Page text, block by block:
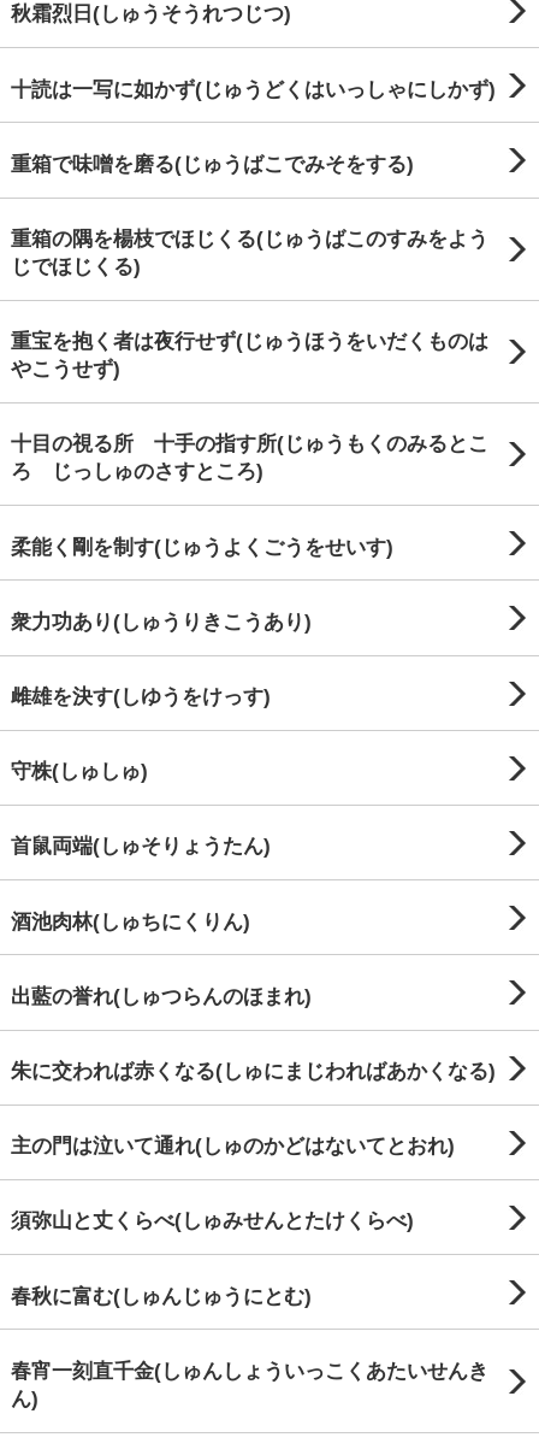
秋霜烈日(しゅうそうれつじつ)
十読は一写に如かず(じゅうどくはいっしゃにしかず)
重箱で味噌を磨る(じゅうばこでみそをする)
重箱の隅を楊枝でほじくる(じゅうばこのすみをよう
じでほじくる)
重宝を抱く者は夜行せず(じゅうほうをいだくものは
やこうせず)
十目の視る所 十手の指す所(じゅうもくのみるとこ
ろ じっしゅのさすところ)
柔能く剛を制す(じゅうよくごうをせいす)
衆力功あり(しゅうりきこうあり)
雌雄を決す(しゆうをけっす)
守株(しゅしゅ)
首鼠両端(しゅそりょうたん)
酒池肉林(しゅちにくりん)
出藍の誉れ(しゅつらんのほまれ)
朱に交われば赤くなる(しゅにまじわればあかくなる)
主の門は泣いて通れ(しゅのかどはないてとおれ)
須弥山と丈くらべ(しゅみせんとたけくらべ)
春秋に富む(しゅんじゅうにとむ)
春宵一刻直千金(しゅんしょういっこくあたいせんき
ん)